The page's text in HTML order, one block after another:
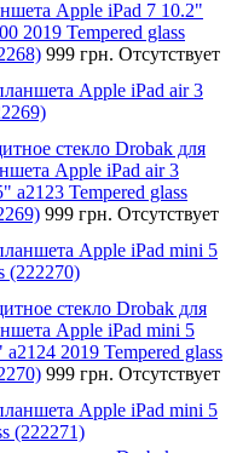
Apple iPad 7 10.2"
2019 Tempered glass
999 грн. Отсутствует
Apple iPad air 3
стекло Drobak для
Apple iPad air 3
a2123 Tempered glass
999 грн. Отсутствует
Apple iPad mini 5
(222270)
стекло Drobak для
Apple iPad mini 5
a2124 2019 Tempered glass
999 грн. Отсутствует
Apple iPad mini 5
(222271)